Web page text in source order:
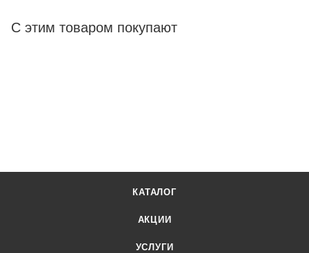
С этим товаром покупают
КАТАЛОГ
АКЦИИ
УСЛУГИ